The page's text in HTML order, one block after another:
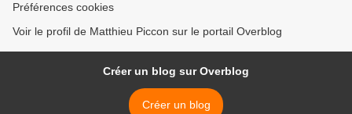
Préférences cookies
Voir le profil de Matthieu Piccon sur le portail Overblog
Créer un blog sur Overblog
Créer un blog